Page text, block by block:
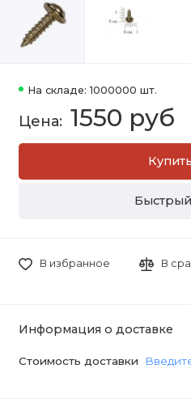
На складе: 1000000 шт.
1550 руб
Купить
Быстрый
В избранное В
Информация о доставке
Стоимость доставки